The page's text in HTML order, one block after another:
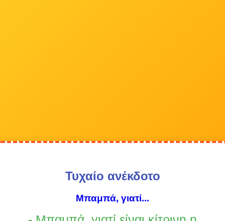
Τυχαίο ανέκδοτο
Μπαμπά, γιατί...